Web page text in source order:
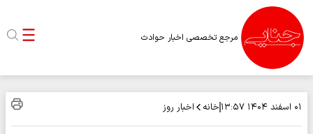
مرجع تخصصی اخبار حوادث
۰۱ اسفند ۱۴۰۴ ۱۳:۵۷ خانه اخبار روز